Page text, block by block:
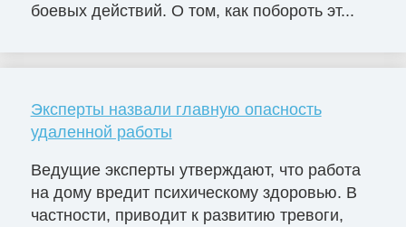
боевых действий. О том, как побороть эт...
Эксперты назвали главную опасность
удаленной работы
Ведущие эксперты утверждают, что работа
на дому вредит психическому здоровью. В
частности, приводит к развитию тревоги,